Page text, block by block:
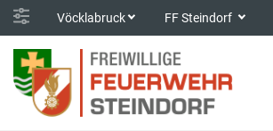
Vöcklabruck FF Steindorf